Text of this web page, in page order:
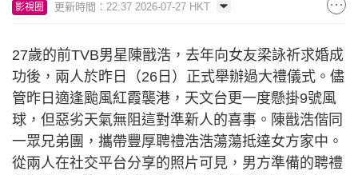
影視圈 更新時間：22:37 2026-07-27 HKT
27歲的前TVB男星陳戩浩，去年向女友梁詠祈求婚成
功後，兩人於昨日（26日）正式舉辦過大禮儀式。儘
管昨日適逢颱風紅霞襲港，天文台更一度懸掛9號風
球，但惡劣天氣無阻這對準新人的喜事。陳戩浩偕同
一眾兄弟團，攜帶豐厚聘禮浩浩蕩蕩抵達女方家中。
從兩人在社交平台分享的照片可見，男方準備的聘禮